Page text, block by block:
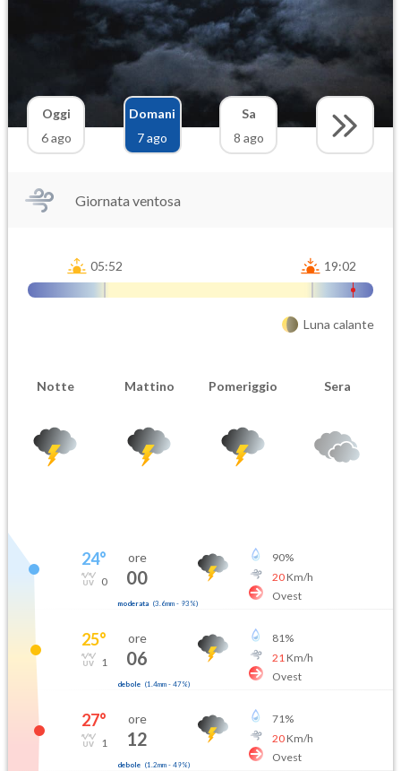
Oggi
6 ago
Domani
7 ago
Sa
8 ago
Giornata ventosa
05:52 19:02
Luna calante
Notte Mattino Pomeriggio Sera
24°
0
ore
00
moderata (3.6mm- 93 %)
90%
20Km/h
Ovest
25°
1
ore
06
debole (1.4mm- 47%)
81%
21 Km/h
Ovest
27°
1
ore
12
debole (1.2mm- 49%)
71%
20Km/h
Ovest